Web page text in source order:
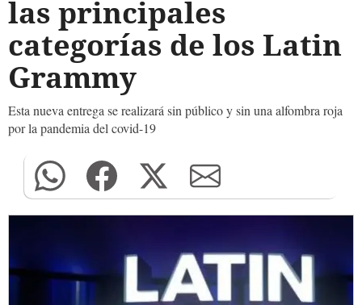
las principales
categorías de los Latin
Grammy
Esta nueva entrega se realizará sin público y sin una alfombra roja
por la pandemia del covid-19